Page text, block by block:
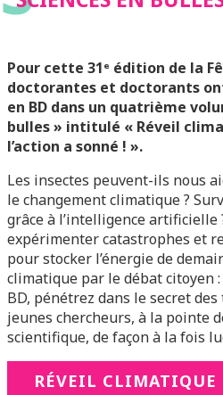
Pour cette 31ᵉ édition de la
doctorantes et doctorants
en BD dans un quatrième
bulles » intitulé « Réveil
l’action a sonné ! ».
Les insectes peuvent-ils nous
le changement climatique ?
grâce à l’intelligence artificielle
expérimenter catastrophes et
pour stocker l’énergie de
climatique par le débat citoyen :
BD, pénétrez dans le secret
jeunes chercheurs, à la pointe
scientifique, de façon à la fois
RÉVEIL CLIMATIQUE